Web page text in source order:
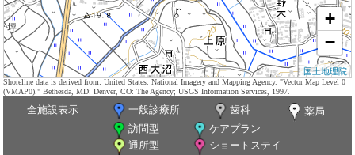
+
−
国土地理院
Shoreline data is derived from: United States. National Imagery and Mapping Agency. "Vector Map Level 0
(VMAP0)." Bethesda, MD: Denver, CO: The Agency; USGS Information Services, 1997.
全施設表示 一般診療所 歯科
薬局
訪問型
ケアプラン
通所型
ショートステイ